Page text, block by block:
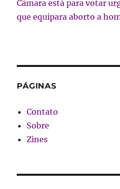
Câmara está para votar
que equipara aborto a
PÁGINAS
Contato
Sobre
Zines